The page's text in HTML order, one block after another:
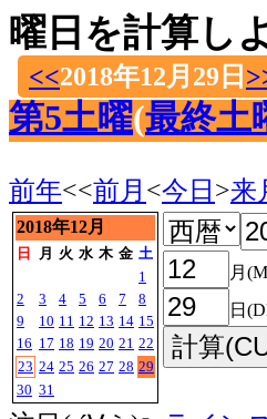
曜日を計算し
<<2018年12月29日
第5土曜(最終土
前年<<前月 <今日 >来
2018年12月
日 月 火 水 木 金 土
1
2
3 4 5 6 7
8
9
10 11 12 13 14 15
16 17 18 19 20 21 22
23 24 25 26 27 28 29
30 31
月
日